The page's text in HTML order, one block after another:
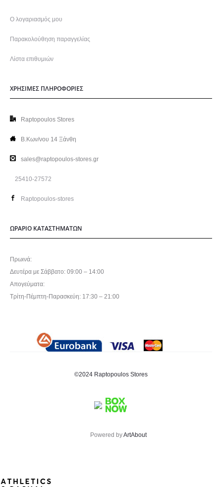
Ο λογαριασμός μου
Παρακολούθηση παραγγελίας
Λίστα επιθυμιών
ΧΡΗΣΙΜΕΣ ΠΛΗΡΟΦΟΡΙΕΣ
Raptopoulos Stores
Β.Κων/νου 14 Ξάνθη
sales@raptopoulos-stores.gr
25410-27572
Raptopoulos-stores
ΩΡΑΡΙΟ ΚΑΤΑΣΤΗΜΑΤΩΝ
Πρωινά:
Δευτέρα με Σάββατο: 09:00 – 14:00
Απογεύματα:
Τρίτη-Πέμπτη-Παρασκεύη: 17:30 – 21:00
©2024 Raptopoulos Stores
Powered byArtAbout